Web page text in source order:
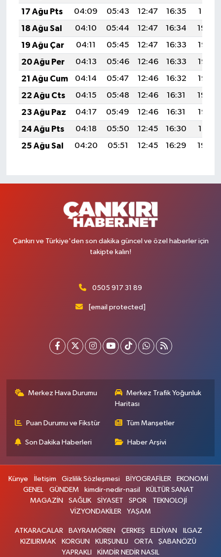
17 Ağu Pts
04:09 05:43 12:47 16:35
19:41
18 Ağu Sal
04:10 05:44 12:47 16:34
19:39
19 Ağu Çar
04:11 05:45 12:47 16:33
19:38
20 Ağu Per
04:13 05:46 12:46 16:33
19:37
21 Ağu Cum
04:14 05:47 12:46 16:32
19:35
22 Ağu Cts
04:15 05:48 12:46 16:31
19:34
23 Ağu Paz
04:17 05:49 12:46 16:31
19:32
24 Ağu Pts
04:18 05:50 12:45 16:30
19:31
25 Ağu Sal
04:20 05:51 12:45 16:29 19:29
Çankırı ve Türkiye'den son dakika güncel ve özel haberler için
takipte kalın!
0505 917 31 89
[email protected]
Merkez Hava Durumu
Merkez Trafik Yoğunluk
Haritası
Puan Durumu ve Fikstür Tüm Manşetler
Son Dakika Haberleri Haber Arşivi
Künye İletişim Gizlilik Sözleşmesi BİYOGRAFİLER
EKONOMİ
GENEL
GÜNDEM kimdir-nedir-nasil
KÜLTÜR SANAT
MAGAZİN
SAĞLIK SİYASET SPOR
TEKNOLOJİ
VİZYONDAKİLER
YAŞAM
ATKARACALAR BAYRAMÖREN ÇERKEŞ ELDİVAN
ILGAZ
KIZILIRMAK
KORGUN KURŞUNLU ORTA
ŞABANÖZÜ
YAPRAKLI
KİMDİR NEDİR NASIL